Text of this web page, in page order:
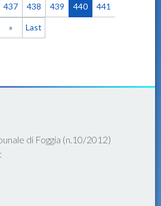
437 438 439 440 441
» Last
di Foggia (n.10/2012)